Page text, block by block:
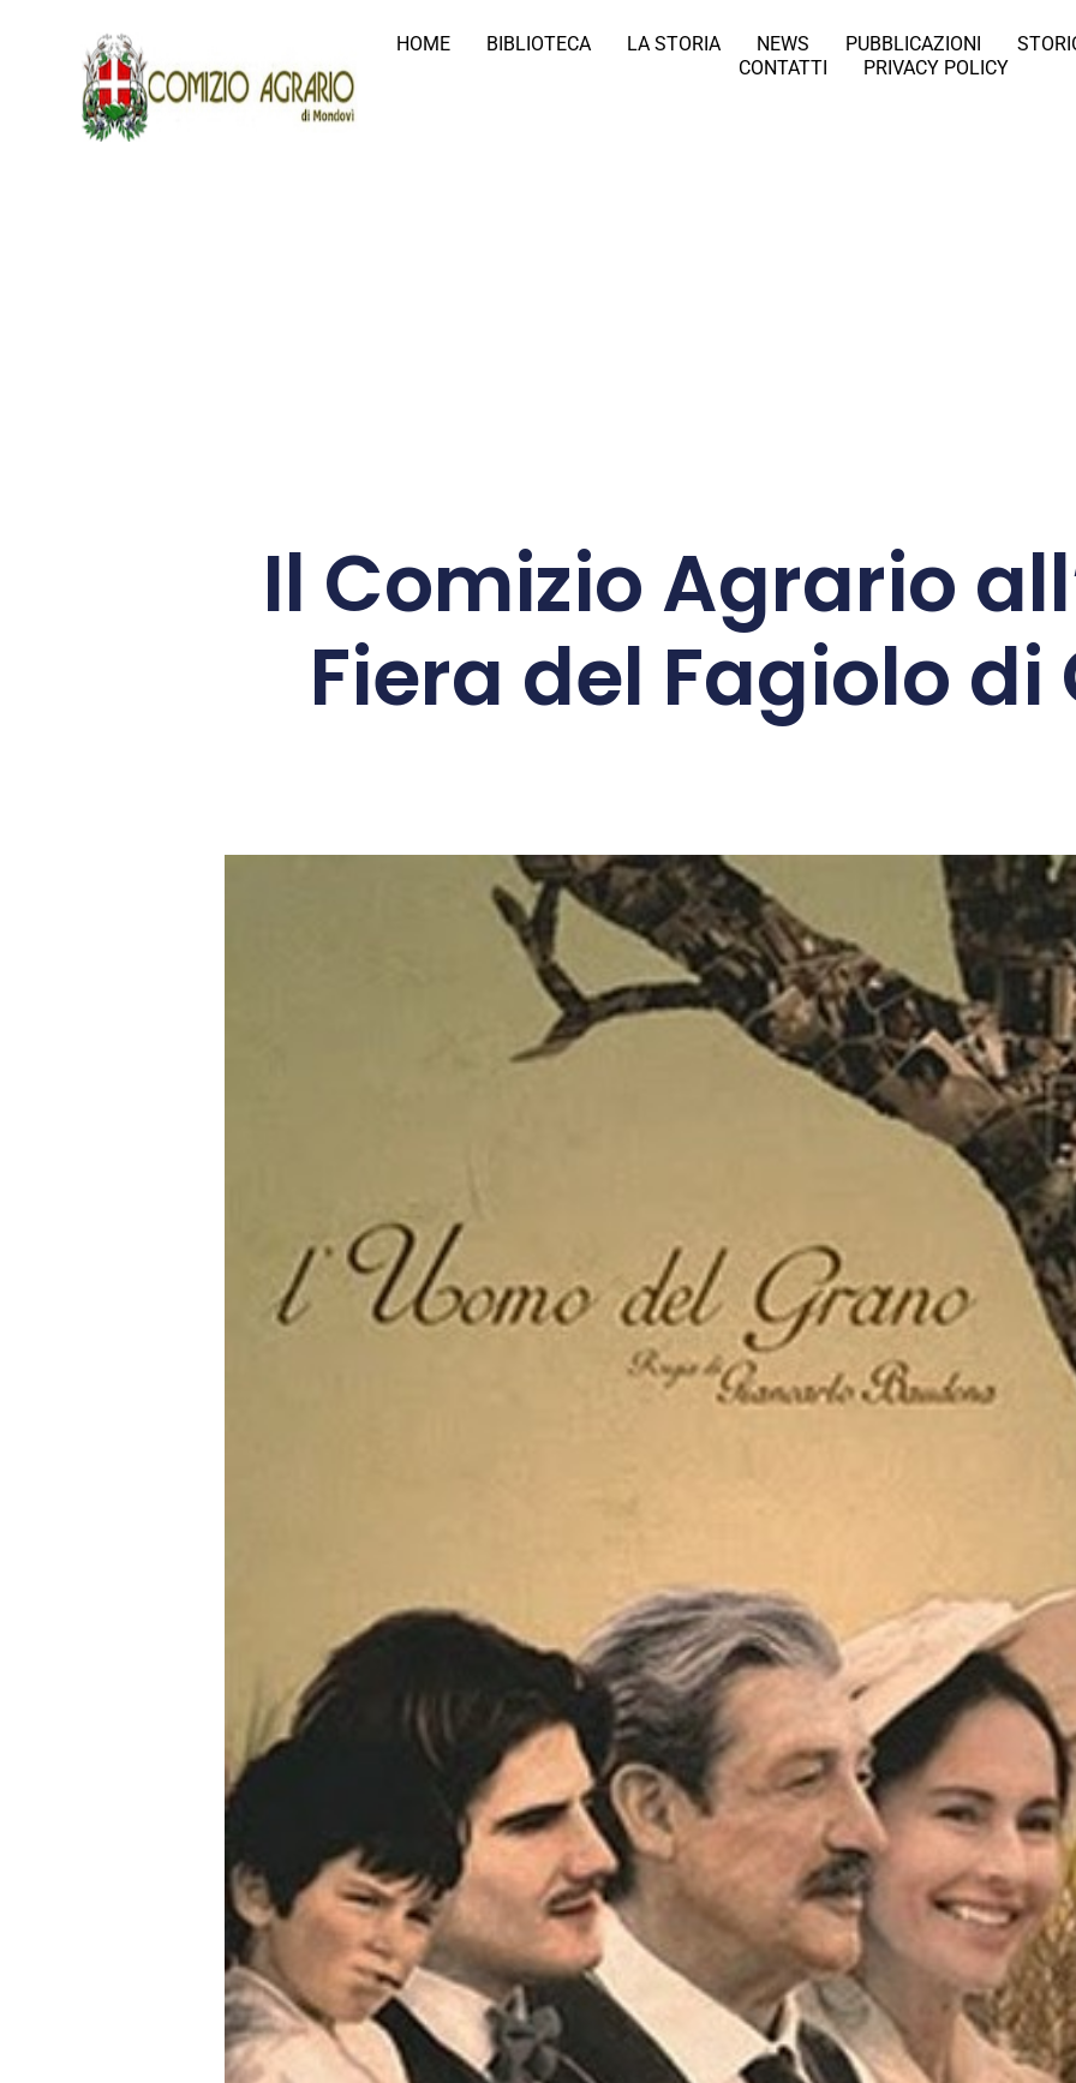
HOME BIBLIOTECA LA STORIA NEWS PUBBLICAZIONI
CONTATTI
PRIVACY POLICY
Il Comizio Agrario
Fiera del Fagiolo